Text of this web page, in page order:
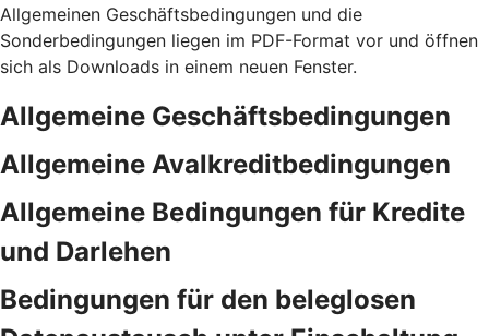
Allgemeinen Geschäftsbedingungen und die
Sonderbedingungen liegen im PDF-Format vor und öffnen
sich als Downloads in einem neuen Fenster.
Allgemeine Geschäftsbedingungen
Allgemeine Avalkreditbedingungen
Allgemeine Bedingungen für Kredite
und Darlehen
Bedingungen für den beleglosen